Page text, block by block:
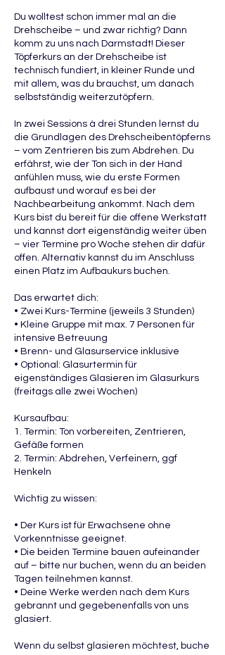
Du wolltest schon immer mal an die
Drehscheibe – und zwar richtig? Dann
komm zu uns nach Darmstadt! Dieser
Töpferkurs an der Drehscheibe ist
technisch fundiert, in kleiner Runde und
mit allem, was du brauchst, um danach
selbstständig weiterzutöpfern.
In zwei Sessions à drei Stunden lernst du
die Grundlagen des Drehscheibentöpferns
– vom Zentrieren bis zum Abdrehen. Du
erfährst, wie der Ton sich in der Hand
anfühlen muss, wie du erste Formen
aufbaust und worauf es bei der
Nachbearbeitung ankommt. Nach dem
Kurs bist du bereit für die offene Werkstatt
und kannst dort eigenständig weiter üben
– vier Termine pro Woche stehen dir dafür
offen. Alternativ kannst du im Anschluss
einen Platz im Aufbaukurs buchen.
Das erwartet dich:
• Zwei Kurs-Termine (jeweils 3 Stunden)
• Kleine Gruppe mit max. 7 Personen für
intensive Betreuung
• Brenn- und Glasurservice inklusive
• Optional: Glasurtermin für
eigenständiges Glasieren im Glasurkurs
(freitags alle zwei Wochen)
Kursaufbau:
1. Termin: Ton vorbereiten, Zentrieren,
Gefäße formen
2. Termin: Abdrehen, Verfeinern, ggf
Henkeln
Wichtig zu wissen:
• Der Kurs ist für Erwachsene ohne
Vorkenntnisse geeignet.
• Die beiden Termine bauen aufeinander
auf – bitte nur buchen, wenn du an beiden
Tagen teilnehmen kannst.
• Deine Werke werden nach dem Kurs
gebrannt und gegebenenfalls von uns
glasiert.
Wenn du selbst glasieren möchtest, buche